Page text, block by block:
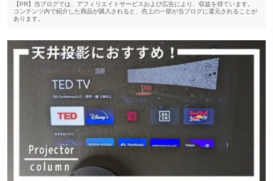
【PR】当ブログでは、アフィリエイトサービスおよび広告により、収益を得ています。
コンテンツ内で紹介した商品が購入されると、売上の一部が当ブログに還元されることが
あります。